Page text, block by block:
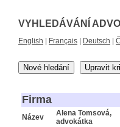
VYHLEDÁVÁNÍ
English Français Deutsch
Nové hledání Upravit
Firma
Název
Alena Tomsová,
advokátka